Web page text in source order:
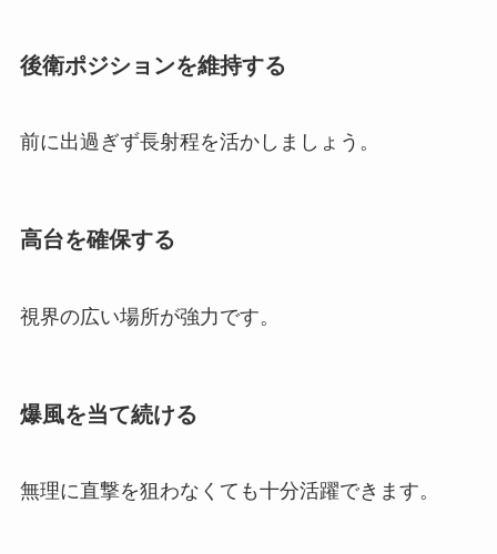
後衛ポジションを維持する
前に出過ぎず長射程を活かしましょう。
高台を確保する
視界の広い場所が強力です。
爆風を当て続ける
無理に直撃を狙わなくても十分活躍できます。